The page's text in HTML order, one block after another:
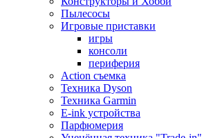
Пылесосы
Игровые приставки
игры
консоли
периферия
Action съемка
Техника Dyson
Техника Garmin
E-ink устройства
Парфюмерия